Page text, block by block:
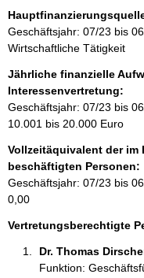
t
i
n
f
o
r
m
t
i
o
n
e
Geschäftsjahr: 07/23 bis
Wirtschaftliche Tätigkeit
Jährliche finanzielle
Interessenvertretung:
Geschäftsjahr: 07/23 bis
10.001 bis 20.000 Euro
Vollzeitäquivalent der im
beschäftigten Personen:
Geschäftsjahr: 07/23 bis
0,00
Vertretungsberechtigte
Dr. Thomas
Funktion: